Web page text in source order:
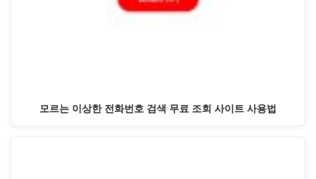
모르는 이상한 전화번호 검색 무료 조회 사이트 사용법